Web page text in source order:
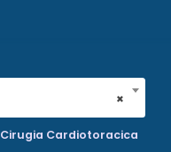
×
Cirugia Cardiotoracica